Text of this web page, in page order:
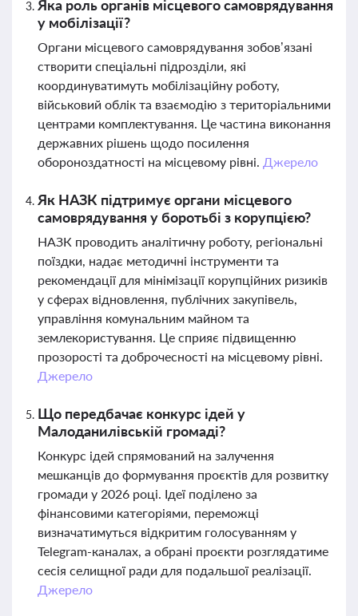
Яка роль органів місцевого самоврядування
у мобілізації?
Органи місцевого самоврядування зобов’язані
створити спеціальні підрозділи, які
координуватимуть мобілізаційну роботу,
військовий облік та взаємодію з територіальними
центрами комплектування. Це частина виконання
державних рішень щодо посилення
обороноздатності на місцевому рівні. Джерело
Як НАЗК підтримує органи місцевого
самоврядування у боротьбі з корупцією?
НАЗК проводить аналітичну роботу, регіональні
поїздки, надає методичні інструменти та
рекомендації для мінімізації корупційних ризиків
у сферах відновлення, публічних закупівель,
управління комунальним майном та
землекористування. Це сприяє підвищенню
прозорості та доброчесності на місцевому рівні.
Джерело
Що передбачає конкурс ідей у
Малоданилівській громаді?
Конкурс ідей спрямований на залучення
мешканців до формування проєктів для розвитку
громади у 2026 році. Ідеї поділено за
фінансовими категоріями, переможці
визначатимуться відкритим голосуванням у
Telegram-каналах, а обрані проєкти розглядатиме
сесія селищної ради для подальшої реалізації.
Джерело